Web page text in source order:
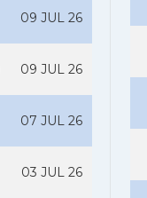
09 JUL 26
09 JUL 26
07 JUL 26
03 JUL 26